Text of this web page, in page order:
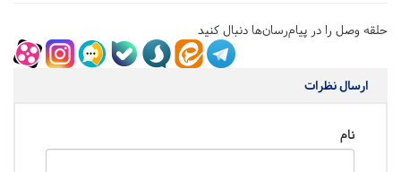
حلقه وصل را در پیام‌رسان‌ها دنبال کنید
ارسال نظرات
نام